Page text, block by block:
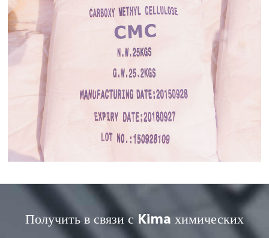
Получить в связи с Kima химических